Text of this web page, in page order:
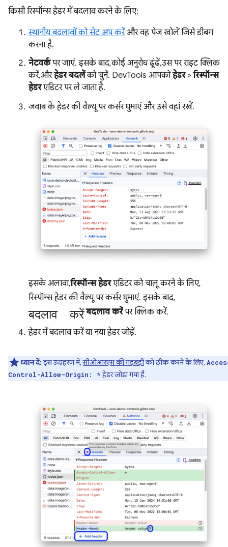
किसी रिस्पॉन्स हेडर में बदलाव करने के लिए:
स्थानीय बदलावों को सेट अप करेंऔर वह पेज खोलें जिसे डीबग
करना है.
नेटवर्कपर जाएं. इसके बाद, कोई अनुरोध ढूंढें, उस पर राइट क्लिक
करें, औरहेडर बदलेंको चुनें. DevTools आपकोहेडर>रिस्पॉन्स
हेडरएडिटर पर ले जाता है.
जवाब के हेडर की वैल्यू पर कर्सर घुमाएं और उसे वहां रखें.
इसके अलावा,रिस्पॉन्स हेडरएडिटर को चालू करने के लिए,
रिस्पॉन्स हेडर की वैल्यू पर कर्सर घुमाएं. इसके बाद,
बदलाव करें बदलाव करेंपर क्लिक करें.
हेडर में बदलाव करें या नया हेडर जोड़ें.
ध्यान दें:इस उदाहरण में,सीओआरएस की गड़बड़ीको ठीक करने के लिए,
Control-Allow-Origin: *हेडर जोड़ा गया है.